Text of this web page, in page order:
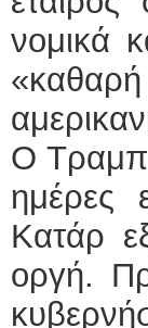
νομικά
Ο Τραμπ
ημέρες
Κατάρ
οργή.